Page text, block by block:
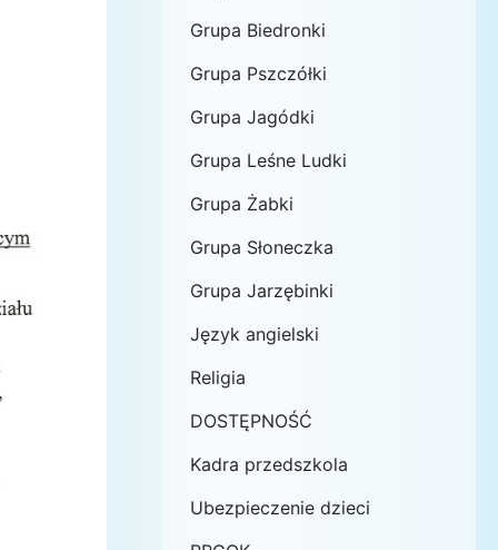
Grupa Biedronki
Grupa Pszczółki
Grupa Jagódki
Grupa Leśne Ludki
Grupa Żabki
Grupa Słoneczka
Grupa Jarzębinki
Język angielski
Religia
DOSTĘPNOŚĆ
Kadra przedszkola
Ubezpieczenie dzieci